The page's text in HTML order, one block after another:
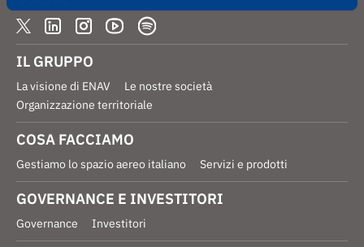
IL GRUPPO
La visione di ENAV
Le nostre società
Organizzazione territoriale
COSA FACCIAMO
Gestiamo lo spazio aereo italiano Servizi e prodotti
GOVERNANCE E INVESTITORI
Governance Investitori